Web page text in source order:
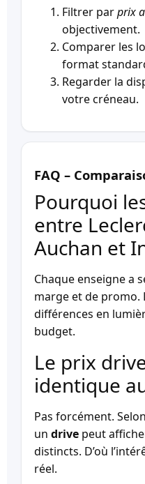
Filtrer parprix
objectivement.
Comparer les
format
Regarder la
votre créneau.
FAQ –
Pourquoi
entre
Auchan et
Chaque enseigne a
marge et de promo.
différences en
budget.
Le prix
identique
Pas forcément.
un drive peut
distincts. D’où
réel.